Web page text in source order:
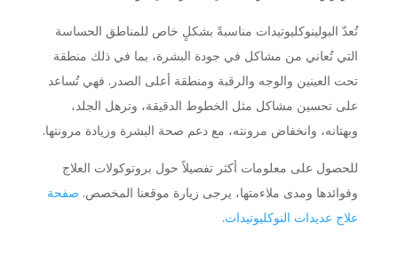
تُعدّ البولينوكليوتيدات مناسبةً بشكلٍ خاص للمناطق الحساسة
التي تُعاني من مشاكل في جودة البشرة، بما في ذلك منطقة
تحت العينين والوجه والرقبة ومنطقة أعلى الصدر. فهي تُساعد
على تحسين مشاكل مثل الخطوط الدقيقة، وترهل الجلد،
وبهتانه، وانخفاض مرونته، مع دعم صحة البشرة وزيادة مرونتها.
للحصول على معلومات أكثر تفصيلاً حول بروتوكولات العلاج
وفوائدها ومدى ملاءمتها، يرجى زيارة موقعنا المخصص. صفحة
علاج عديدات النوكليوتيدات.